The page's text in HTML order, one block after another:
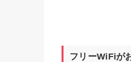
フリーWiFiが